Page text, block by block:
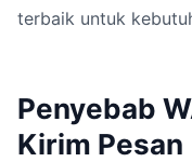
terbaik untuk
Penyebab
Kirim Pesan